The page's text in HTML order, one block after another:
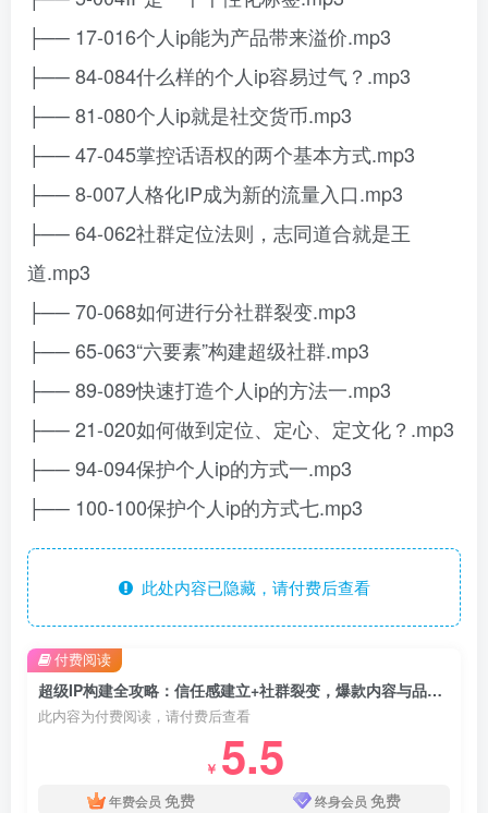
├── 17-016个人ip能为产品带来溢价.mp3
├── 84-084什么样的个人ip容易过气？.mp3
├── 81-080个人ip就是社交货币.mp3
├── 47-045掌控话语权的两个基本方式.mp3
├── 8-007人格化IP成为新的流量入口.mp3
├── 64-062社群定位法则，志同道合就是王
道.mp3
├── 70-068如何进行分社群裂变.mp3
├── 65-063“六要素”构建超级社群.mp3
├── 89-089快速打造个人ip的方法一.mp3
├── 21-020如何做到定位、定心、定文化？.mp3
├── 94-094保护个人ip的方式一.mp3
├── 100-100保护个人ip的方式七.mp3
此处内容已隐藏，请付费后查看
超级IP构建全攻略：信任感建立+社群裂变，爆款内容与品牌溢价实战
此内容为付费阅读，请付费后查看
￥ 5.5
年费会员 免费 终身会员 免费
付费阅读